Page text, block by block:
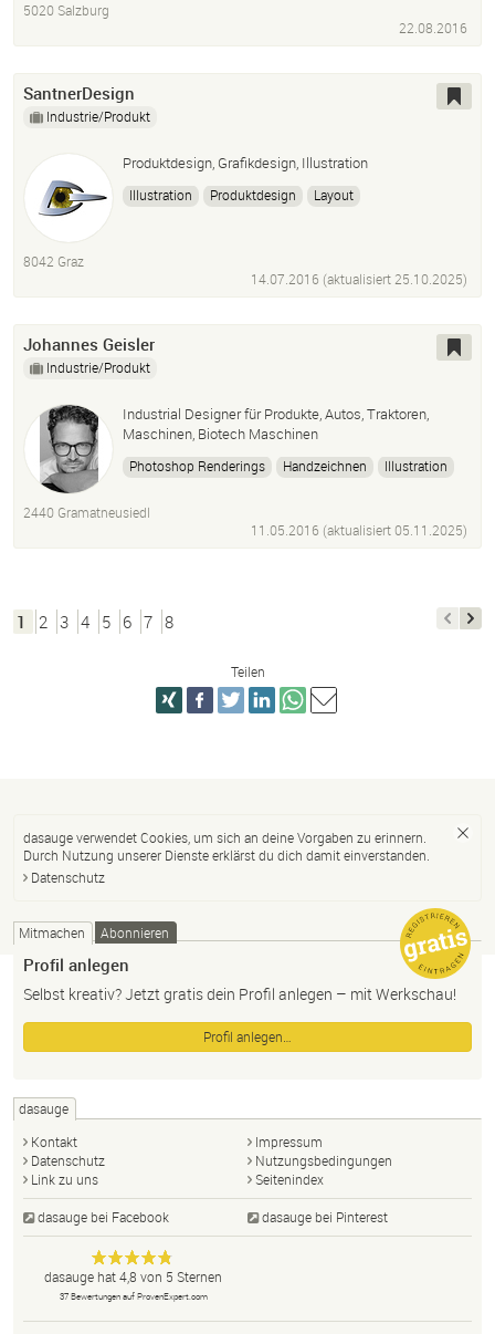
5020 Salzburg
22.08.2016
SantnerDesign
Industrie/Produkt
Produktdesign, Grafikdesign, Illustration
Illustration Produktdesign
Layout
8042 Graz
14.07.2016 (aktualisiert25.10.2025)
Johannes Geisler
Industrie/Produkt
Industrial Designer für Produkte, Autos, Traktoren,
Maschinen, Biotech Maschinen
Photoshop Renderings Handzeichnen
Illustration
Präsentation
Transportation Design
2440 Gramatneusiedl
11.05.2016 (aktualisiert05.11.2025)
1 2 3 4 5 6 7 8
Teilen
dasauge verwendet Cookies, um sich an deine Vorgaben zu erinnern.
Durch Nutzung unserer Dienste erklärst du dich damit einverstanden.
Datenschutz
Mitmachen Abonnieren
Profil anlegen
Selbst kreativ? Jetzt gratis dein Profil anlegen – mit Werkschau!
Profil anlegen…
dasauge
Kontakt
Impressum
Datenschutz
Nutzungsbedingungen
Link zu uns
Seitenindex
dasauge bei Facebook dasauge bei Pinterest
dasauge
Designer,
Fotografen,
Agenturen,
Anonym
dasauge hat4,8 von 5 Sternen
37Bewertungen auf ProvenExpert.com